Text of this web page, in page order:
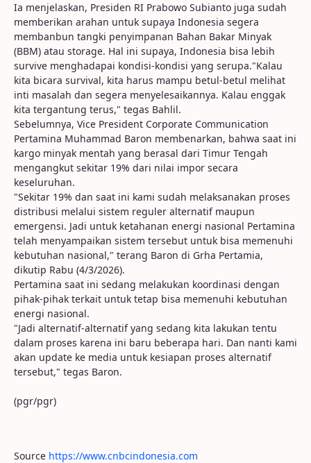
Ia menjelaskan, Presiden RI Prabowo Subianto juga sudah
memberikan arahan untuk supaya Indonesia segera
membanbun tangki penyimpanan Bahan Bakar Minyak
(BBM) atau storage. Hal ini supaya, Indonesia bisa lebih
survive menghadapai kondisi-kondisi yang serupa."Kalau
kita bicara survival, kita harus mampu betul-betul melihat
inti masalah dan segera menyelesaikannya. Kalau enggak
kita tergantung terus," tegas Bahlil.
Sebelumnya, Vice President Corporate Communication
Pertamina Muhammad Baron membenarkan, bahwa saat ini
kargo minyak mentah yang berasal dari Timur Tengah
mengangkut sekitar 19% dari nilai impor secara
keseluruhan.
"Sekitar 19% dan saat ini kami sudah melaksanakan proses
distribusi melalui sistem reguler alternatif maupun
emergensi. Jadi untuk ketahanan energi nasional Pertamina
telah menyampaikan sistem tersebut untuk bisa memenuhi
kebutuhan nasional," terang Baron di Grha Pertamia,
dikutip Rabu (4/3/2026).
Pertamina saat ini sedang melakukan koordinasi dengan
pihak-pihak terkait untuk tetap bisa memenuhi kebutuhan
energi nasional.
"Jadi alternatif-alternatif yang sedang kita lakukan tentu
dalam proses karena ini baru beberapa hari. Dan nanti kami
akan update ke media untuk kesiapan proses alternatif
tersebut," tegas Baron.
(pgr/pgr)
Source https://www.cnbcindonesia.com